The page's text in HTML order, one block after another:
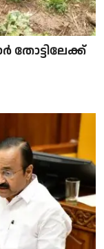
തോട്ടിലേക്ക്